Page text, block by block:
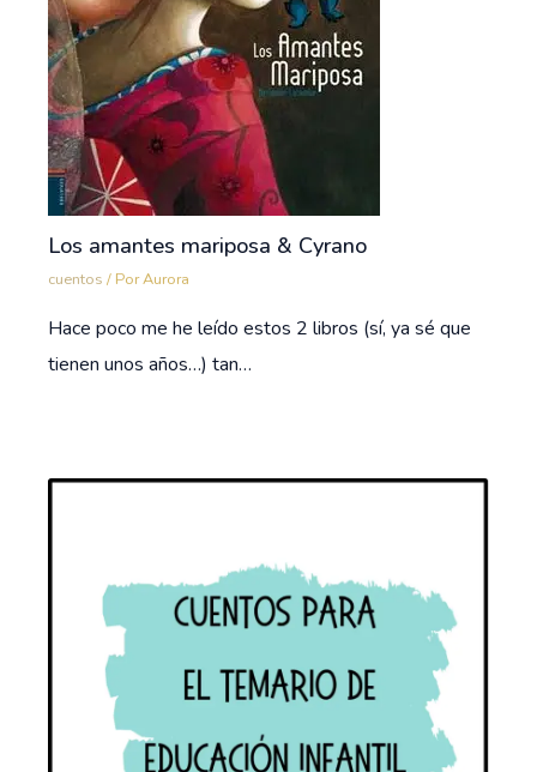
Los amantes mariposa & Cyrano
cuentos / PorAurora
Hace poco me he leído estos 2 libros (sí, ya sé que
tienen unos años…) tan…